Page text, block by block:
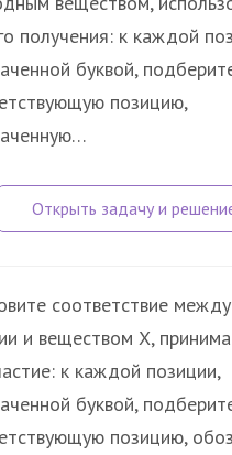
получения: к каждой
буквой,
позицию,
соответствие
и веществом Х,
к каждой позиции,
буквой,
позицию,